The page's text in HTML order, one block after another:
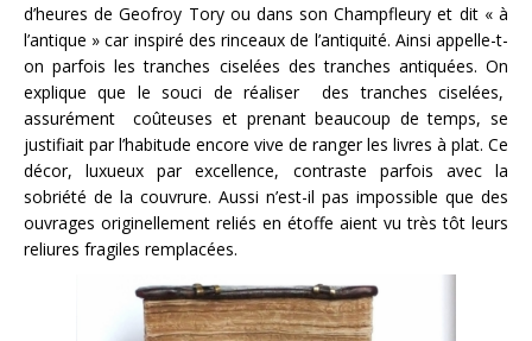
d’heures de Geofroy Tory ou dans son Champfleury et dit « à
l’antique » car inspiré des rinceaux de l’antiquité. Ainsi appelle-t-
on parfois les tranches ciselées des tranches antiquées. On
explique que le souci de réaliser des tranches ciselées,
assurément coûteuses et prenant beaucoup de temps, se
justifiait par l’habitude encore vive de ranger les livres à plat. Ce
décor, luxueux par excellence, contraste parfois avec la
sobriété de la couvrure. Aussi n’est-il pas impossible que des
ouvrages originellement reliés en étoffe aient vu très tôt leurs
reliures fragiles remplacées.